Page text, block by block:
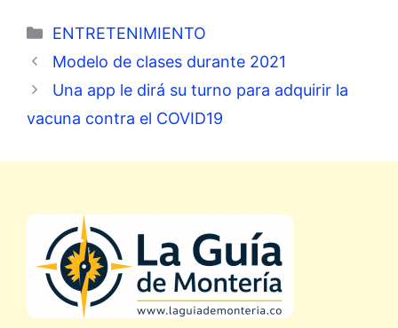
Categorías
ENTRETENIMIENTO
Modelo de clases durante 2021
Una app le dirá su turno para adquirir la
vacuna contra el COVID19